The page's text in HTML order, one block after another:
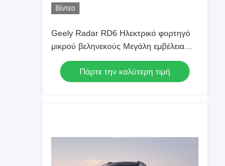
Βίντεο
Geely Radar RD6 Ηλεκτρικό φορτηγό
μικρού βεληνεκούς Μεγάλη εμβέλεια
410 χλμ.
Πάρτε την καλύτερη τιμή